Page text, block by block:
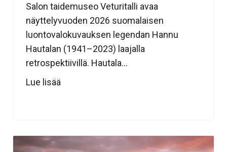
Salon taidemuseo Veturitalli avaa
näyttelyvuoden 2026 suomalaisen
luontovalokuvauksen legendan Hannu
Hautalan (1941–2023) laajalla
retrospektiivillä. Hautala...
Lue lisää